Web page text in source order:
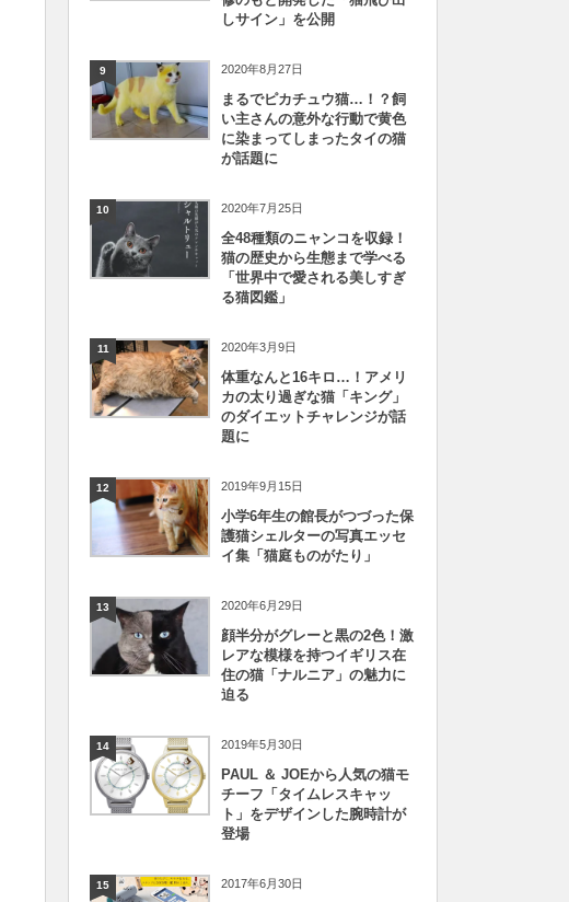
しサイン」を公開
9 2020年8月27日
まるでピカチュウ猫…！？飼
い主さんの意外な行動で黄色
に染まってしまったタイの猫
が話題に
10 2020年7月25日
全48種類のニャンコを収録！
猫の歴史から生態まで学べる
「世界中で愛される美しすぎ
る猫図鑑」
11 2020年3月9日
体重なんと16キロ…！アメリ
カの太り過ぎな猫「キング」
のダイエットチャレンジが話
題に
12 2019年9月15日
小学6年生の館長がつづった保
護猫シェルターの写真エッセ
イ集「猫庭ものがたり」
13 2020年6月29日
顔半分がグレーと黒の2色！激
レアな模様を持つイギリス在
住の猫「ナルニア」の魅力に
迫る
14 2019年5月30日
PAUL ＆ JOEから人気の猫モ
チーフ「タイムレスキャッ
ト」をデザインした腕時計が
登場
15 2017年6月30日